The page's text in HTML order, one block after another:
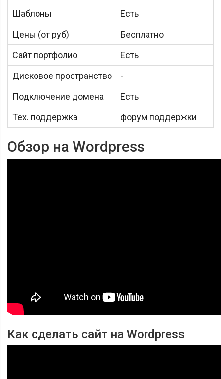
Шаблоны
Есть
Цены (от руб)
Бесплатно
Сайт портфолио
Есть
Дисковое пространство
-
Подключение домена
Есть
Тех. поддержка
форум поддержки
Обзор на Wordpress
Как сделать сайт на Wordpress